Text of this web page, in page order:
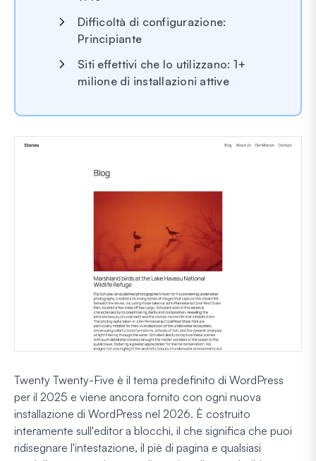
Difficoltà di configurazione:
Principiante
Siti effettivi che lo utilizzano: 1+
milione di installazioni attive
Twenty Twenty-Five è il tema predefinito di WordPress
per il 2025 e viene ancora fornito con ogni nuova
installazione di WordPress nel 2026. È costruito
interamente sull'editor a blocchi, il che significa che puoi
ridisegnare l'intestazione, il piè di pagina e qualsiasi